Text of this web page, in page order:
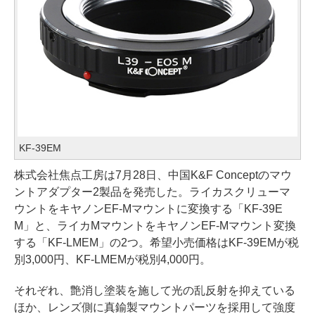
KF-39EM
株式会社焦点工房は7月28日、中国K&F Conceptのマウ
ントアダプター2製品を発売した。ライカスクリューマ
ウントをキヤノンEF-Mマウントに変換する「KF-39E
M」と、ライカMマウントをキヤノンEF-Mマウント変換
する「KF-LMEM」の2つ。希望小売価格はKF-39EMが税
別3,000円、KF-LMEMが税別4,000円。
それぞれ、艶消し塗装を施して光の乱反射を抑えている
ほか、レンズ側に真鍮製マウントパーツを採用して強度